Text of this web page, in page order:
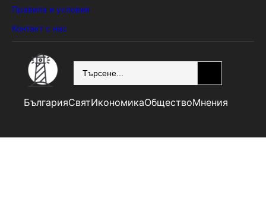
Правила и условия
Контакт с нас
БългарияСвятИкономикаОбществоМнения